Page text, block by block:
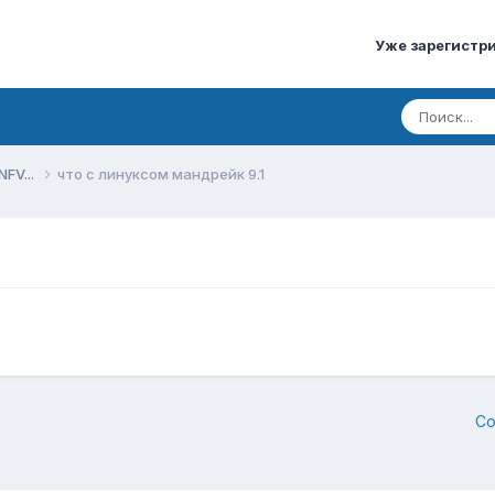
Уже
что с линуксом мандрейк 9.1